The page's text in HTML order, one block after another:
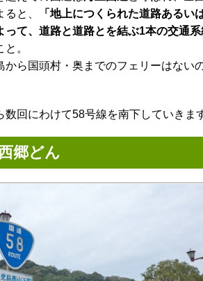
と、
「地上につくられた道路ある
って、道路と道路とを結ぶ1本の交通
と。
から国頭村・奥までのフェリーはない
数回にわけて58号線を南下していきま
郷どん